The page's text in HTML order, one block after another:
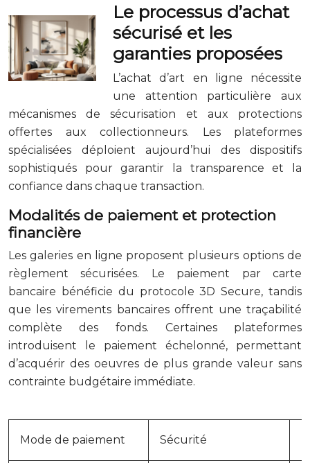
Le processus d’achat
sécurisé et les
garanties proposées
L’achat d’art en ligne nécessite
une attention particulière aux
mécanismes de sécurisation et aux protections
offertes aux collectionneurs. Les plateformes
spécialisées déploient aujourd’hui des dispositifs
sophistiqués pour garantir la transparence et la
confiance dans chaque transaction.
Modalités de paiement et protection
financière
Les galeries en ligne proposent plusieurs options de
règlement sécurisées. Le paiement par carte
bancaire bénéficie du protocole 3D Secure, tandis
que les virements bancaires offrent une traçabilité
complète des fonds. Certaines plateformes
introduisent le paiement échelonné, permettant
d’acquérir des oeuvres de plus grande valeur sans
contrainte budgétaire immédiate.
Mode de paiement Sécurité